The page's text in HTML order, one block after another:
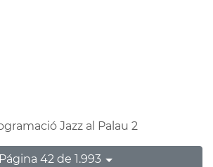
Jazz al Palau 2
Página 42 de 1.993